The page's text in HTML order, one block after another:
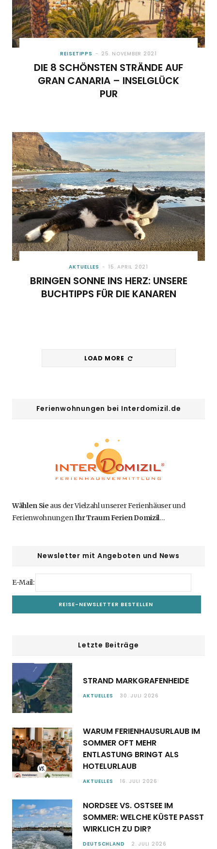
REISETIPPS 25. NOVEMBER 2021
DIE 8 SCHÖNSTEN STRÄNDE AUF
GRAN CANARIA – INSELGLÜCK
PUR
AKTUELLES 15. APRIL 2021
BRINGEN SONNE INS HERZ: UNSERE
BUCHTIPPS FÜR DIE KANAREN
LOAD MORE
Ferienwohnungen bei Interdomizil.de
Wählen Sie aus der Vielzahl unserer Ferienhäuser und
FerienwohnungenIhr Traum Ferien Domizil…
Newsletter mit Angeboten und News
E-Mail:
Letzte Beiträge
STRAND MARKGRAFENHEIDE
AKTUELLES 30. JULI 2026
WARUM FERIENHAUSURLAUB IM
SOMMER OFT MEHR
ENTLASTUNG BRINGT ALS
HOTELURLAUB
AKTUELLES 16. JULI 2026
NORDSEE VS. OSTSEE IM
SOMMER: WELCHE KÜSTE PASST
WIRKLICH ZU DIR?
DEUTSCHLAND 2. JULI 2026